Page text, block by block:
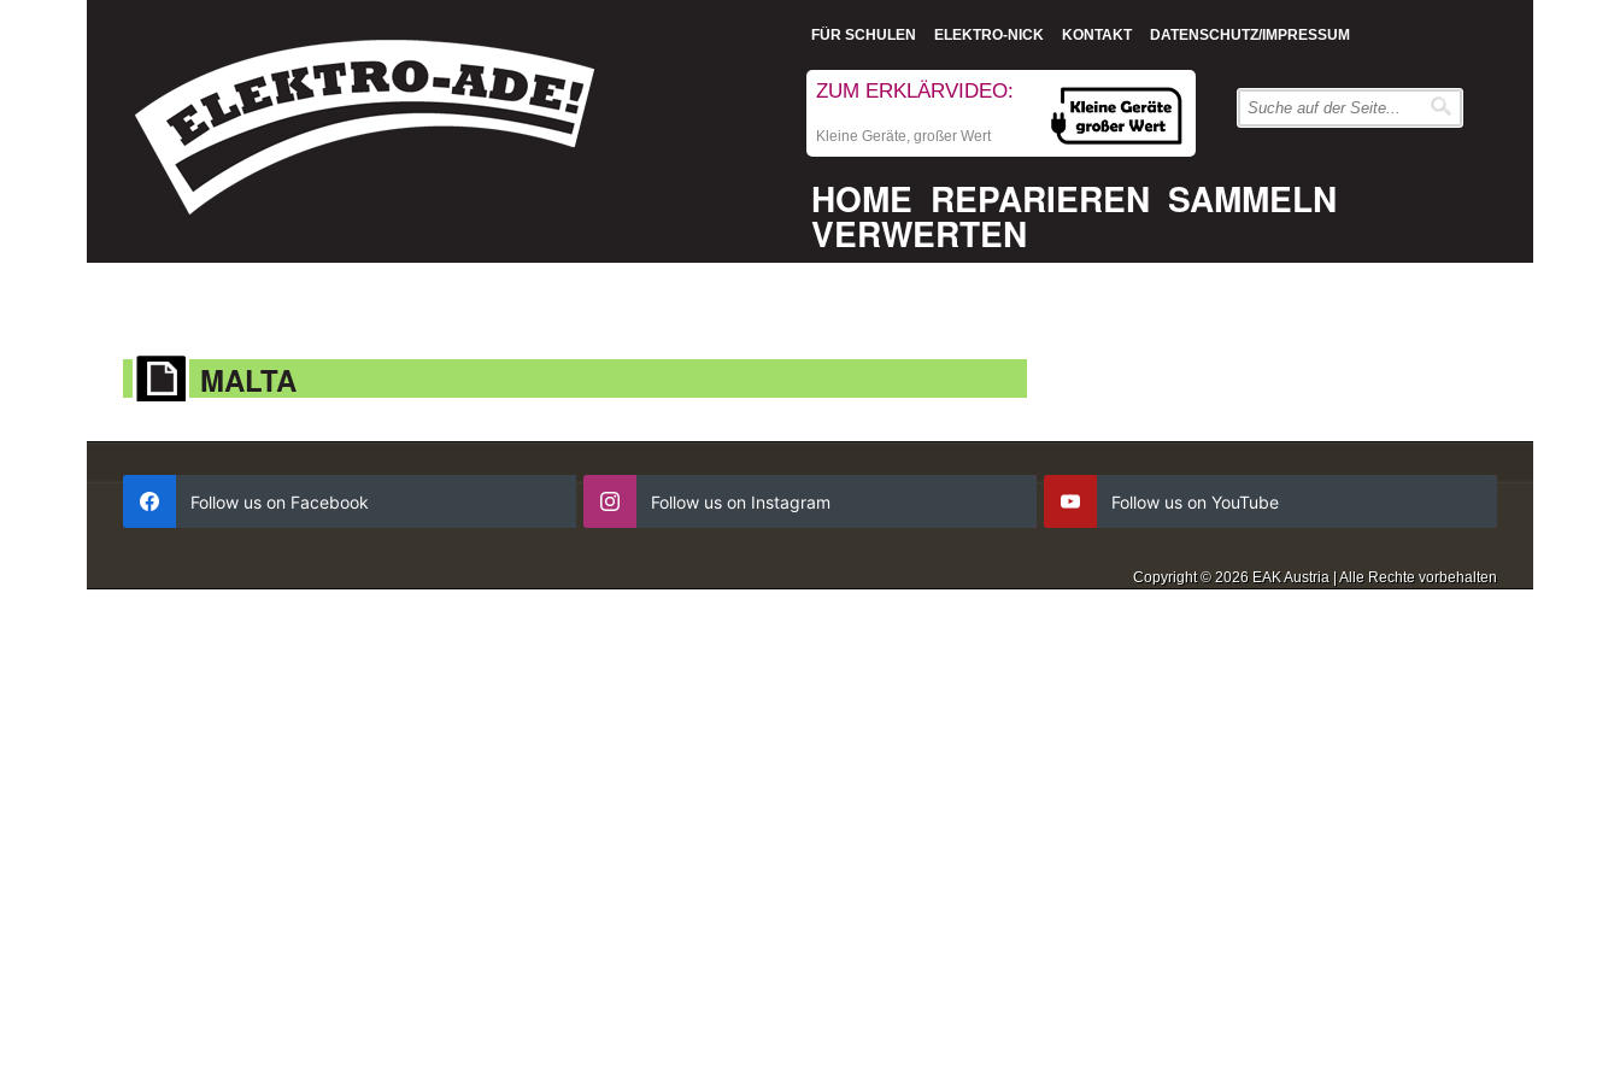
FÜR SCHULEN ELEKTRO-NICK KONTAKT DATENSCHUTZ/IMPRESSUM
ZUM ERKLÄRVIDEO:
Kleine Geräte, großer Wert
HOME REPARIEREN SAMMELN
VERWERTEN
MALTA
Follow us on Facebook Follow us on Instagram Follow us on YouTube
Copyright © 2026 EAK Austria | Alle Rechte vorbehalten